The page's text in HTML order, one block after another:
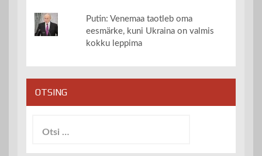
Putin: Venemaa taotleb oma
eesmärke, kuni Ukraina on valmis
kokku leppima
OTSING